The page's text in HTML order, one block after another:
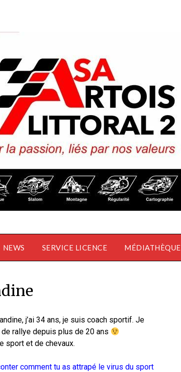
NEWS SERVICE LICENCE MÉDIATHÈQUE
j’ai 34 ans, je suis coach sportif. Je
rallye depuis plus de 20 ans
sport et de chevaux.
comment tu as attrapé le virus du sport